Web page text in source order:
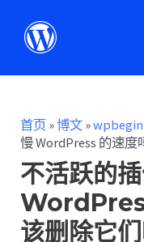
首页 »博文 »
慢 WordPress 的速度
不活跃的
该删除它们